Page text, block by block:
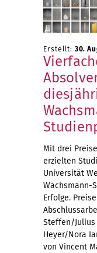
Erstellt: 30.
Mit drei
erzielten
Universität
Wachsmann-
Erfolge.
Steffen/Julius
Heyer/Nora
von Vincent